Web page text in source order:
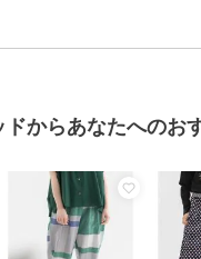
り登録■
す！
ドからあなたへのお